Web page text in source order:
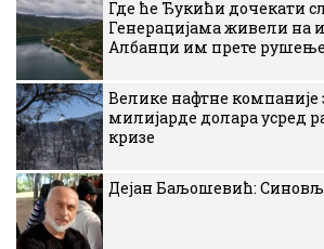
Где ће Ђукићи дочекати
Генерацијама живели на
Албанци им прете
Велике нафтне компаније
милијарде долара усред
кризе
Дејан Баљошевић: